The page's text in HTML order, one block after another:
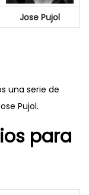
Jose Pujol
una serie de
Pujol.
para